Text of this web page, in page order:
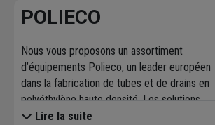
POLIECO
Nous vous proposons un assortiment
d’équipements Polieco, un leader européen
dans la fabrication de tubes et de drains en
polyéthylène haute densité. Les solutions
Polieco sont conçues pour les réseaux de
Lire la suite